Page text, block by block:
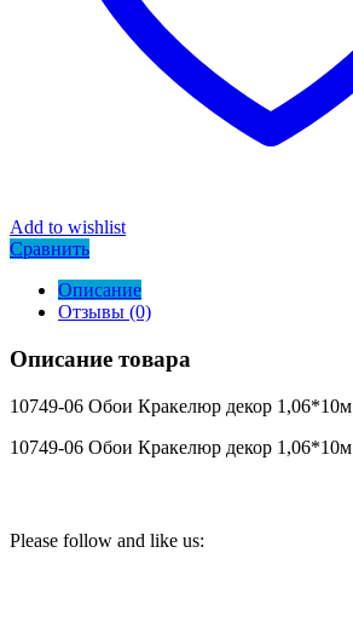
Add to wishlist
Сравнить
Описание
Отзывы (0)
Описание товара
10749-06 Обои Кракелюр декор 1,06*10м
10749-06 Обои Кракелюр декор 1,06*10м
Please follow and like us: